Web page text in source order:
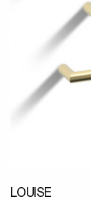
LOUISE